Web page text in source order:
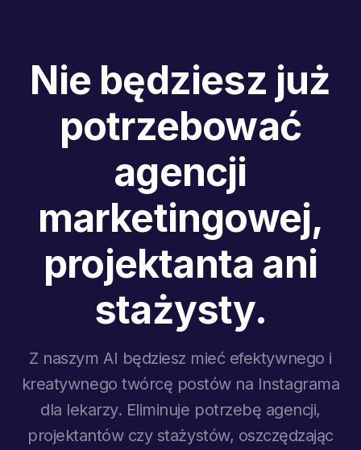
Nie będziesz już
potrzebować
agencji
marketingowej,
projektanta ani
stażysty.
Z naszym AI będziesz mieć efektywnego i
kreatywnego twórcę postów na Instagrama
dla lekarzy. Eliminuje potrzebę agencji,
projektantów czy stażystów, oszczędzając